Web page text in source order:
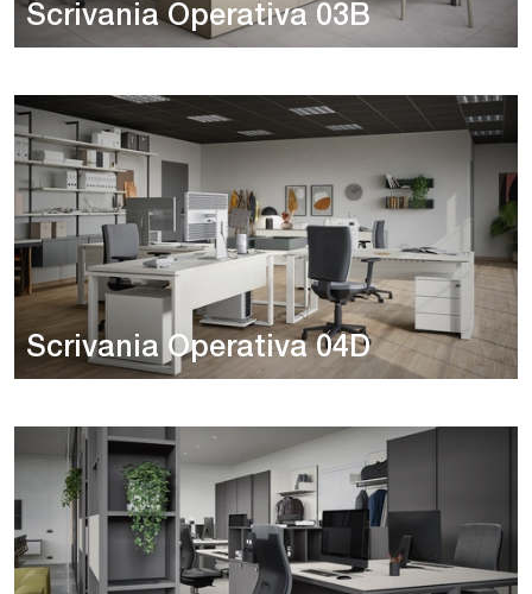
Scrivania Operativa 03B
Scrivania Operativa 04D